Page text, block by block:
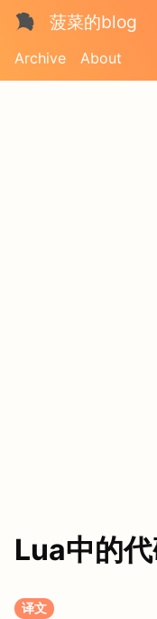
菠菜的blog
Archive About
Lua中的
译文